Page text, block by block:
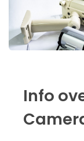
Info